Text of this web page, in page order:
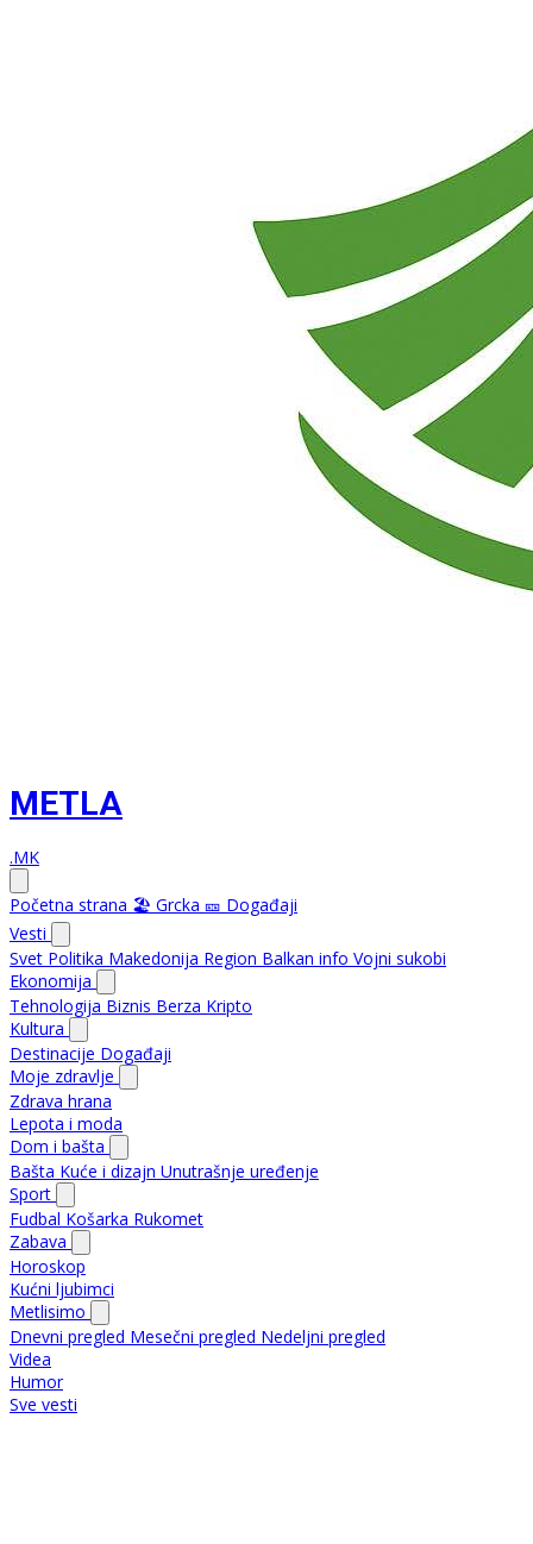
METLA
.MK
Početna strana 🏖️ Grcka 🎫 Događaji
Vesti
Svet Politika Makedonija Region Balkan info Vojni sukobi
Ekonomija
Tehnologija Biznis Berza Kripto
Kultura
Destinacije Događaji
Moje zdravlje
Zdrava hrana
Lepota i moda
Dom i bašta
Bašta Kuće i dizajn Unutrašnje uređenje
Sport
Fudbal Košarka Rukomet
Zabava
Horoskop
Kućni ljubimci
Metlisimo
Dnevni pregled Mesečni pregled Nedeljni pregled
Videa
Humor
Sve vesti